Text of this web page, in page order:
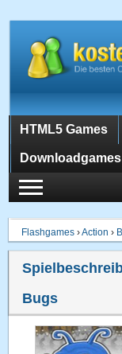
HTML5 Games
Downloadgames
Flashgames ›Action ›
Bugs